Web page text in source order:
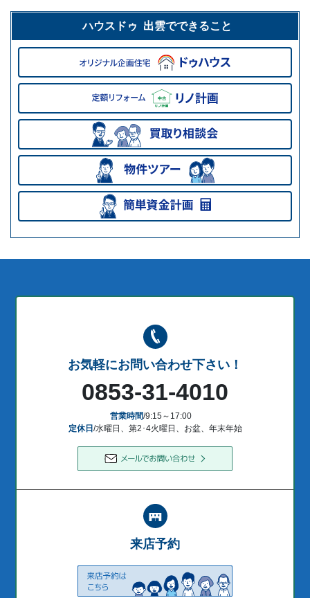
ハウスドゥ 出雲でできること
お気軽にお問い合わせ下さい！
0853-31-4010
営業時間/9:15～17:00
定休日/水曜日、第2･4火曜日、お盆、年末年始
来店予約